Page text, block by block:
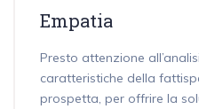
Empatia
Presto attenzione
caratteristiche della
prospetta, per offrire la